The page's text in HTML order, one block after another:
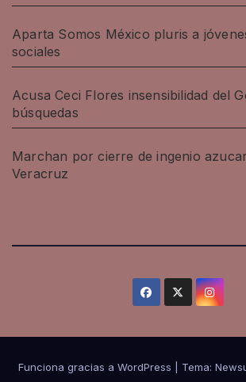
Aparta Somos México pluris a
sociales
Acusa Ceci Flores insensibilidad del
búsquedas
Marchan por cierre de ingenio
Veracruz
Funciona gracias a WordPress Tema: